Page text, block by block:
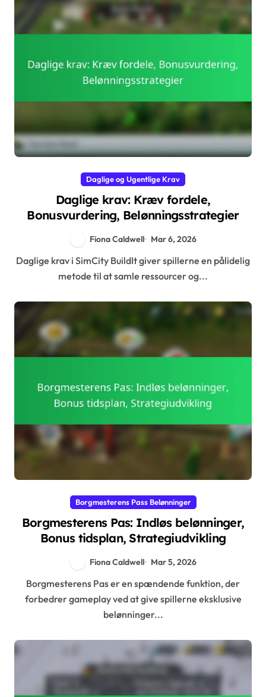
Daglige og Ugentlige Krav
Daglige krav: Kræv fordele,
Bonusvurdering, Belønningsstrategier
Fiona Caldwell Mar 6, 2026
Daglige krav i SimCity BuildIt giver spillerne en pålidelig
metode til at samle ressourcer og...
Borgmesterens Pass Belønninger
Borgmesterens Pas: Indløs belønninger,
Bonus tidsplan, Strategiudvikling
Fiona Caldwell Mar 5, 2026
Borgmesterens Pas er en spændende funktion, der
forbedrer gameplay ved at give spillerne eksklusive
belønninger...